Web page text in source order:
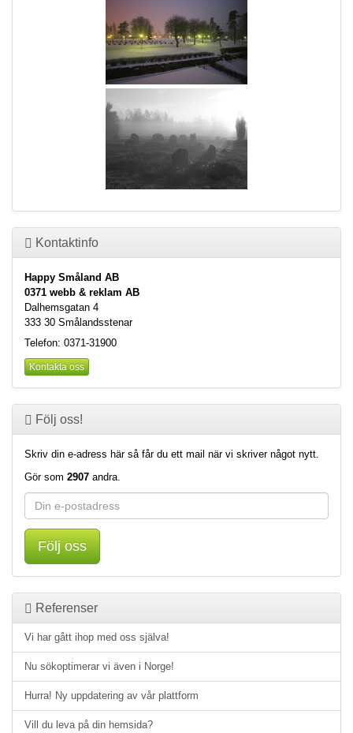
Kontaktinfo
Happy Småland AB
0371 webb & reklam AB
Dalhemsgatan 4
333 30 Smålandsstenar
Telefon: 0371-31900
Kontakta oss
Följ oss!
Skriv din e-adress här så får du ett mail när vi skriver något nytt.
Gör som 2907 andra.
Följ oss
Referenser
Vi har gått ihop med oss själva!
Nu sökoptimerar vi även i Norge!
Hurra! Ny uppdatering av vår plattform
Vill du leva på din hemsida?